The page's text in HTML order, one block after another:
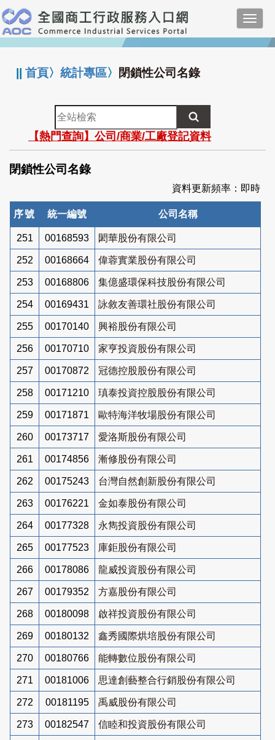
跳
到
主
要
:::
||首頁〉統計專區〉 閉鎖性公司名錄
全
站
檢
索
【熱門查詢】公司/商業/工廠登記資料
閉鎖性公司名錄
資料更新頻率：即時
序號 統一編號 公司名稱
251 00168593 閎華股份有限公司
252 00168664 偉蓉實業股份有限公司
253 00168806 集億盛環保科技股份有限公司
254 00169431 詠敘友善環社股份有限公司
255 00170140 興裕股份有限公司
256 00170710 家亨投資股份有限公司
257 00170872 冠德控股股份有限公司
258 00171210 瑱泰投資控股股份有限公司
259 00171871 歐特海洋牧場股份有限公司
260 00173717 愛洛斯股份有限公司
261 00174856 漸修股份有限公司
262 00175243 台灣自然創新股份有限公司
263 00176221 金如泰股份有限公司
264 00177328 永雋投資股份有限公司
265 00177523 庫鉅股份有限公司
266 00178086 龍威投資股份有限公司
267 00179352 方嘉股份有限公司
268 00180098 啟祥投資股份有限公司
269 00180132 鑫秀國際烘培股份有限公司
270 00180766 能轉數位股份有限公司
271 00181006 思達創藝整合行銷股份有限公司
272 00181195 禹威股份有限公司
273 00182547 信睦和投資股份有限公司